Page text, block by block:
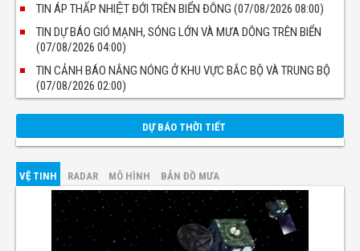
TIN ÁP THẤP NHIỆT ĐỚI TRÊN BIỂN ĐÔNG (07/08/2026 08:00)
TIN DỰ BÁO GIÓ MẠNH, SÓNG LỚN VÀ MƯA DÔNG TRÊN BIỂN
(07/08/2026 04:00)
TIN CẢNH BÁO NẮNG NÓNG Ở KHU VỰC BẮC BỘ VÀ TRUNG BỘ
(07/08/2026 02:00)
DỰ BÁO THỜI TIẾT
VỆ TINH RADAR MÔ HÌNH BẢN ĐỒ MƯA